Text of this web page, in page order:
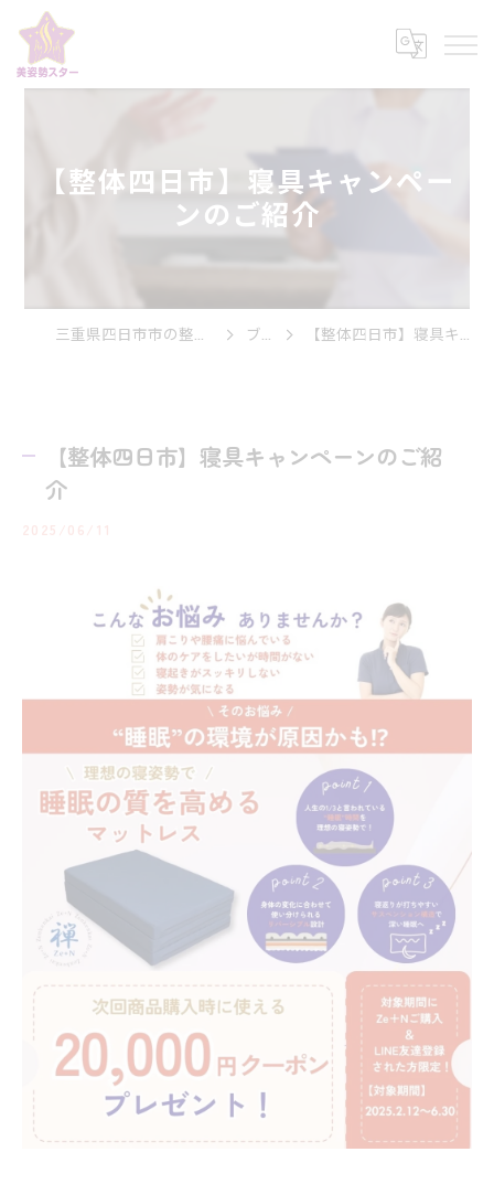
【整体四日市】寝具キャンペー
ンのご紹介
三重県四日市市の整体なら美姿勢スター ブログ 【整体四日市】寝具キャンペーンのご紹介
【整体四日市】寝具キャンペーンのご紹
介
2025/06/11